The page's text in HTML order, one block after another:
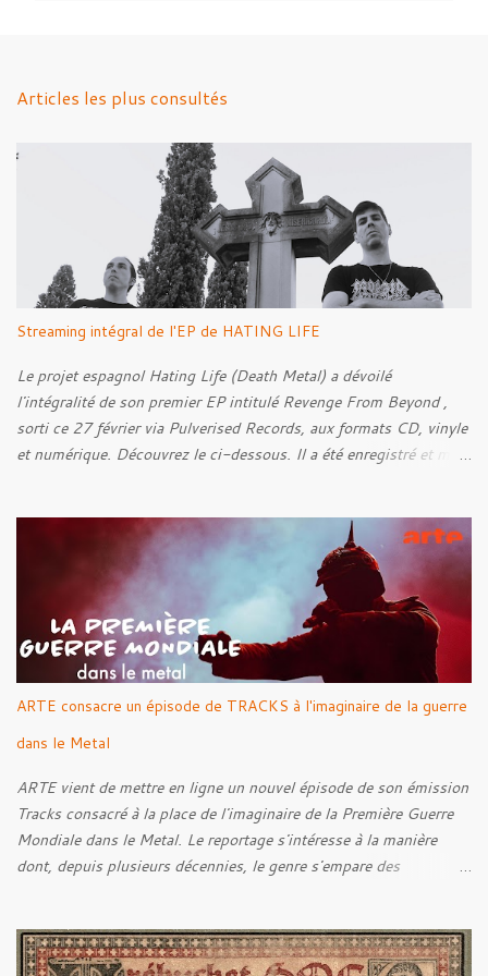
Articles les plus consultés
Streaming intégral de l'EP de HATING LIFE
Le projet espagnol Hating Life (Death Metal) a dévoilé
l'intégralité de son premier EP intitulé Revenge From Beyond ,
sorti ce 27 février via Pulverised Records, aux formats CD, vinyle
et numérique. Découvrez le ci-dessous. Il a été enregistré et mixé
Rebellion Against The Vile 05. Revenge From Beyond 06. The
Sense Of Fear
ARTE consacre un épisode de TRACKS à l'imaginaire de la guerre
dans le Metal
ARTE vient de mettre en ligne un nouvel épisode de son émission
Tracks consacré à la place de l'imaginaire de la Première Guerre
Mondiale dans le Metal. Le reportage s'intéresse à la manière
dont, depuis plusieurs décennies, le genre s'empare des
cette réflexion, Tracks est allé à la rencontre de Noise (
Kanonenfieber ) et de Dmytro Kumar ( 1914 ), qui reviennent sur